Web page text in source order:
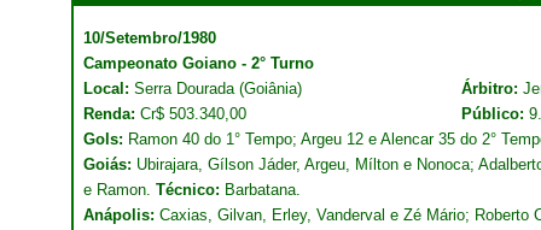
10/Setembro/1980
Campeonato Goiano - 2° Turno
Local: Serra Dourada (Goiânia) Árbitro:
Renda: Cr$ 503.340,00 Público:
Gols: Ramon 40 do 1° Tempo; Argeu 12 e Alencar 35 do 2°
Goiás: Ubirajara, Gílson Jáder, Argeu, Mílton e Nonoca;
e Ramon. Técnico: Barbatana.
Anápolis: Caxias, Gilvan, Erley, Vanderval e Zé Mário; Roberto